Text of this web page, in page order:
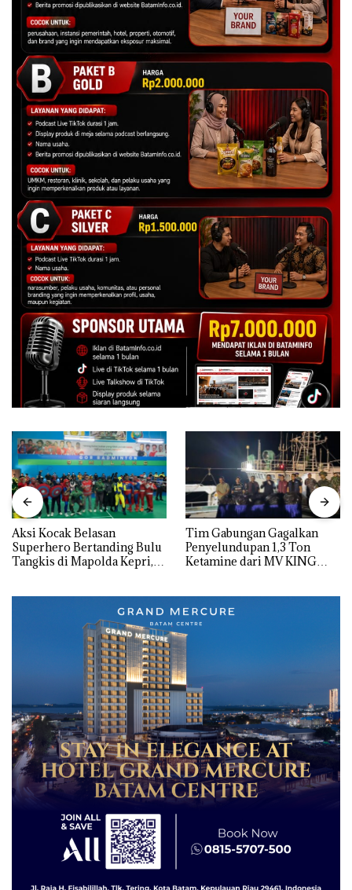
Aksi Kocak Belasan
Superhero Bertanding Bulu
Tangkis di Mapolda Kepri,
Tim Gabungan Gagalkan
Penyelundupan 1,3 Ton
Ketamine dari MV KING